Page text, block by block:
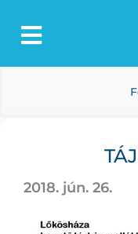
Toggle
Lőkösháza
Média
Választás
2018. jún. 26.